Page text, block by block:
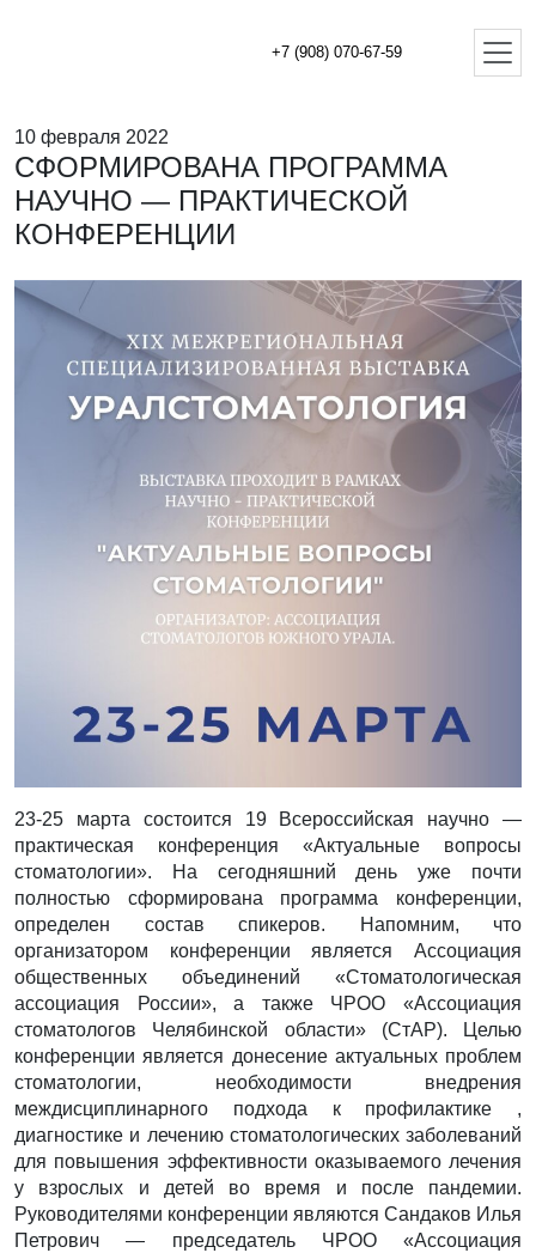
+7 (908) 070-67-59
10 февраля 2022
СФОРМИРОВАНА ПРОГРАММА
НАУЧНО — ПРАКТИЧЕСКОЙ
КОНФЕРЕНЦИИ
23-25 марта состоится 19 Всероссийская научно —
практическая конференция «Актуальные вопросы
стоматологии». На сегодняшний день уже почти
полностью сформирована программа конференции,
определен состав спикеров. Напомним, что
организатором конференции является Ассоциация
общественных объединений «Стоматологическая
ассоциация России», а также ЧРОО «Ассоциация
стоматологов Челябинской области» (СтАР). Целью
конференции является донесение актуальных проблем
стоматологии, необходимости внедрения
междисциплинарного подхода к профилактике ,
диагностике и лечению стоматологических заболеваний
для повышения эффективности оказываемого лечения
у взрослых и детей во время и после пандемии.
Руководителями конференции являются Сандаков Илья
Петрович — председатель ЧРОО «Ассоциация